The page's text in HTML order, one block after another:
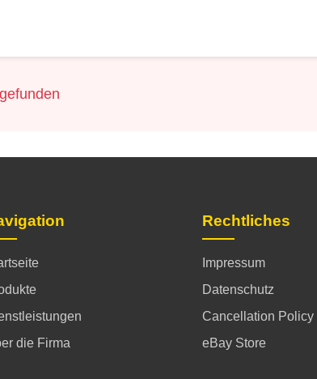
die Firma
Rechtliches
Impressum
Datenschutz
Cancellation Policy
eBay Store